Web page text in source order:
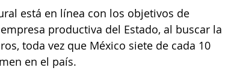
está en línea con los objetivos de
productiva del Estado, al buscar la
toda vez que México siete de cada 10
en el país.